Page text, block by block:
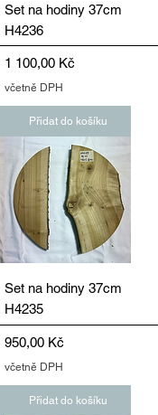
Set na hodiny 37cm
H4236
Cena
1 100,00 Kč
včetně DPH
Přidat do košíku
Set na hodiny 37cm
H4235
Cena
950,00 Kč
včetně DPH
Přidat do košíku